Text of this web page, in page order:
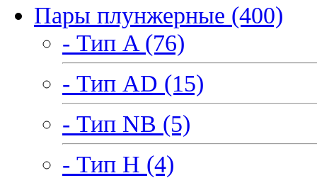
Пары плунжерные (400)
- Тип A (76)
- Тип AD (15)
- Тип NB (5)
- Тип H (4)